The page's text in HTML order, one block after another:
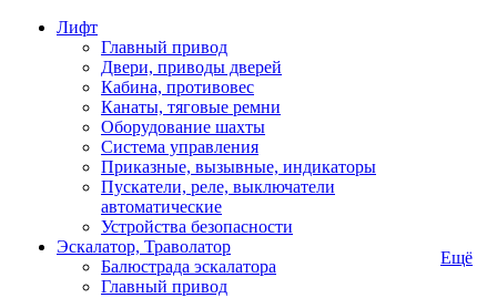
Лифт
Главный привод
Двери, приводы дверей
Кабина, противовес
Канаты, тяговые ремни
Оборудование шахты
Система управления
Приказные, вызывные, индикаторы
Пускатели, реле, выключатели
автоматические
Устройства безопасности
Эскалатор, Траволатор
Балюстрада эскалатора
Главный привод
Ещё